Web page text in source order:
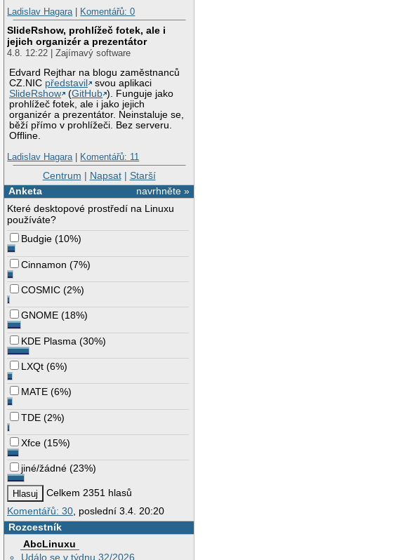
Ladislav Hagara| Komentářů: 0
SlideRshow, prohlížeč fotek, ale i
jejich organizér a prezentátor
4.8. 12:22 | Zajímavý software
Edvard Rejthar na blogu zaměstnanců
CZ.NIC představil
svou aplikaci
SlideRshow
(GitHub ). Funguje jako
prohlížeč fotek, ale i jako jejich
organizér a prezentátor. Neinstaluje se,
běží přímo v prohlížeči. Bez serveru.
Offline.
Ladislav Hagara| Komentářů: 11
Centrum | Napsat| Starší
navrhněte »
Anketa
Které desktopové prostředí na Linuxu
používáte?
Budgie (10%)
Cinnamon (7%)
COSMIC (2%)
GNOME (18%)
KDE Plasma (30%)
LXQt (6%)
MATE (6%)
TDE (2%)
Xfce (15%)
jiné/žádné (23%)
Celkem 2351 hlasů
Komentářů: 30 , poslední 3.4. 20:20
Rozcestník
AbcLinuxu
Událo se v týdnu 32/2026